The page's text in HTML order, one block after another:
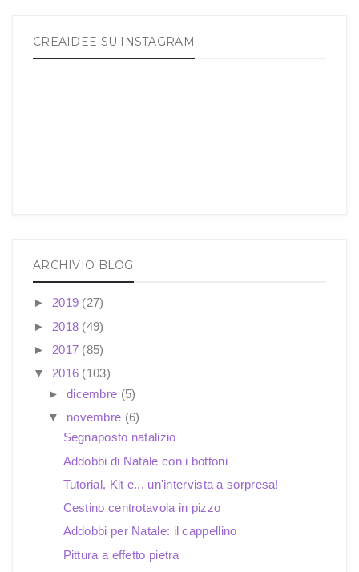
CREAIDEE SU INSTAGRAM
ARCHIVIO BLOG
► 2019 (27)
► 2018 (49)
► 2017 (85)
▼ 2016 (103)
► dicembre (5)
▼ novembre (6)
Segnaposto natalizio
Addobbi di Natale con i bottoni
Tutorial, Kit e... un'intervista a sorpresa!
Cestino centrotavola in pizzo
Addobbi per Natale: il cappellino
Pittura a effetto pietra